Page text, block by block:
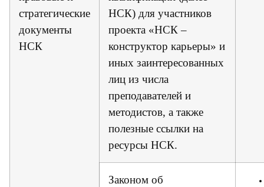
стратегические
документы
НСК
НСК) для участников
проекта «НСК –
конструктор карьеры» и
иных заинтересованных
лиц из числа
преподавателей и
методистов, а также
полезные ссылки на
ресурсы НСК.
Законом об